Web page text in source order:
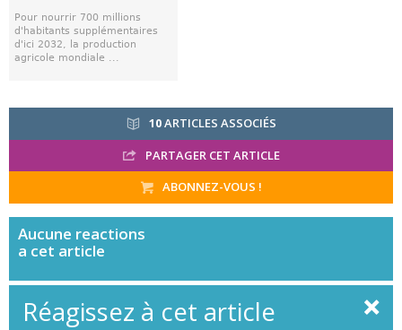
Pour nourrir 700 millions
d'habitants supplémentaires
d'ici 2032, la production
agricole mondiale ...
10ARTICLES ASSOCIÉS
PARTAGER CET ARTICLE
ABONNEZ-VOUS !
Aucune reactions
a cet article
Réagissez à cet article